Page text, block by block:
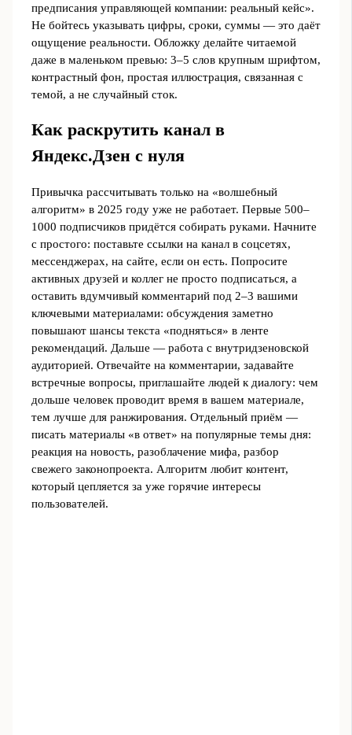
предписания управляющей компании: реальный кейс».
Не бойтесь указывать цифры, сроки, суммы — это даёт
ощущение реальности. Обложку делайте читаемой
даже в маленьком превью: 3–5 слов крупным шрифтом,
контрастный фон, простая иллюстрация, связанная с
темой, а не случайный сток.
Как раскрутить канал в
Яндекс.Дзен с нуля
Привычка рассчитывать только на «волшебный
алгоритм» в 2025 году уже не работает. Первые 500–
1000 подписчиков придётся собирать руками. Начните
с простого: поставьте ссылки на канал в соцсетях,
мессенджерах, на сайте, если он есть. Попросите
активных друзей и коллег не просто подписаться, а
оставить вдумчивый комментарий под 2–3 вашими
ключевыми материалами: обсуждения заметно
повышают шансы текста «подняться» в ленте
рекомендаций. Дальше — работа с внутридзеновской
аудиторией. Отвечайте на комментарии, задавайте
встречные вопросы, приглашайте людей к диалогу: чем
дольше человек проводит время в вашем материале,
тем лучше для ранжирования. Отдельный приём —
писать материалы «в ответ» на популярные темы дня:
реакция на новость, разоблачение мифа, разбор
свежего законопроекта. Алгоритм любит контент,
который цепляется за уже горячие интересы
пользователей.